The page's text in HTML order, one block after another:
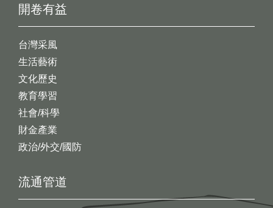
開卷有益
台灣采風
生活藝術
文化歷史
教育學習
社會/科學
財金產業
政治/外交/國防
流通管道